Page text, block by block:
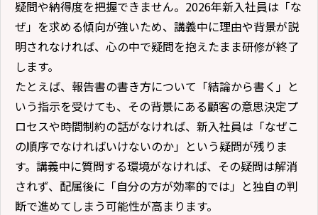
疑問や納得度を把握できません。2026年新入社員は「な
ぜ」を求める傾向が強いため、講義中に理由や背景が説
明されなければ、心の中で疑問を抱えたまま研修が終了
します。
たとえば、報告書の書き方について「結論から書く」と
いう指示を受けても、その背景にある顧客の意思決定プ
ロセスや時間制約の話がなければ、新入社員は「なぜこ
の順序でなければいけないのか」という疑問が残りま
す。講義中に質問する環境がなければ、その疑問は解消
されず、配属後に「自分の方が効率的では」と独自の判
断で進めてしまう可能性が高まります。